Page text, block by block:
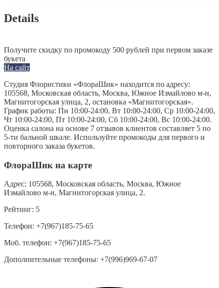
Details
Получите скидку по промокоду 500 рублей при первом заказе
букета
На сайт
Студия Флористики «ФлораШик» находится по адресу:
105568, Московская область, Москва, Южное Измайлово м-н,
Магнитогорская улица, 2, остановка «Магнитогорская».
График работы: Пн 10:00-24:00, Вт 10:00-24:00, Ср 10:00-24:00,
Чт 10:00-24:00, Пт 10:00-24:00, Сб 10:00-24:00, Вс 10:00-24:00.
Оценка салона на основе 7 отзывов клиентов составляет 5 по
5-ти бальной шкале. Используйте промокоды для первого и
повторного заказа букетов.
ФлораШик на карте
Адрес: 105568, Московская область, Москва, Южное
Измайлово м-н, Магнитогорская улица, 2.
Рейтинг: 5
Телефон: +7(967)185-75-65
Моб. телефон: +7(967)185-75-65
Дополнительные телефоны: +7(996)969-67-07